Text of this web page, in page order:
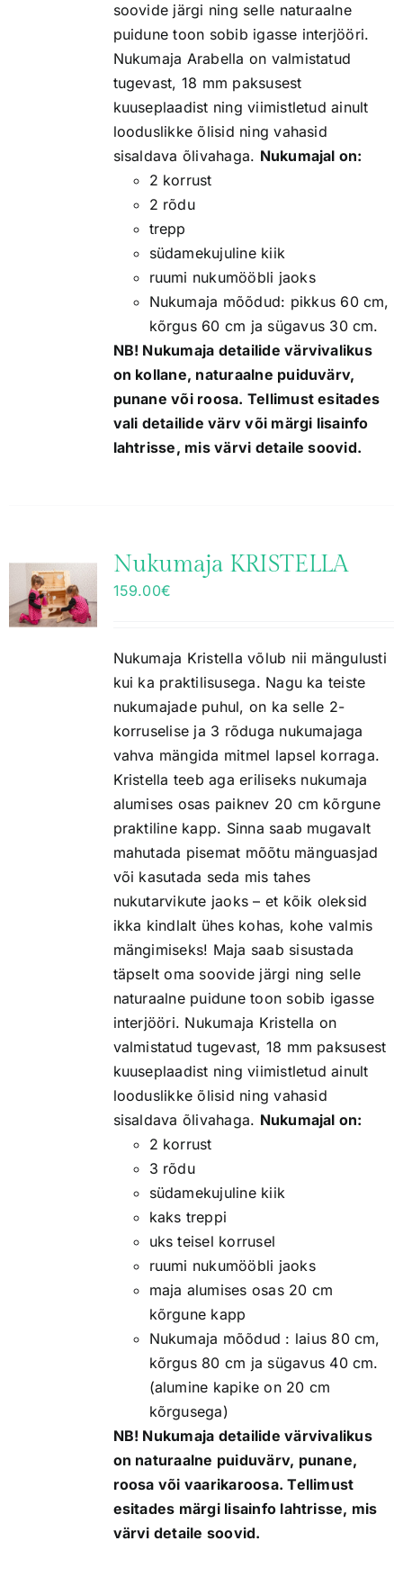
soovide järgi ning selle naturaalne
puidune toon sobib igasse interjööri.
Nukumaja Arabella on valmistatud
tugevast, 18 mm paksusest
kuuseplaadist ning viimistletud ainult
looduslikke õlisid ning vahasid
sisaldava õlivahaga. Nukumajal on:
2 korrust
2 rõdu
trepp
südamekujuline kiik
ruumi nukumööbli jaoks
Nukumaja mõõdud: pikkus 60 cm,
kõrgus 60 cm ja sügavus 30 cm.
NB! Nukumaja detailide värvivalikus
on kollane, naturaalne puiduvärv,
punane või roosa. Tellimust esitades
vali detailide värv või märgi lisainfo
lahtrisse, mis värvi detaile soovid.
Nukumaja KRISTELLA
159.00€
Nukumaja Kristella võlub nii mängulusti
kui ka praktilisusega. Nagu ka teiste
nukumajade puhul, on ka selle 2-
korruselise ja 3 rõduga nukumajaga
vahva mängida mitmel lapsel korraga.
Kristella teeb aga eriliseks nukumaja
alumises osas paiknev 20 cm kõrgune
praktiline kapp. Sinna saab mugavalt
mahutada pisemat mõõtu mänguasjad
või kasutada seda mis tahes
nukutarvikute jaoks – et kõik oleksid
ikka kindlalt ühes kohas, kohe valmis
mängimiseks! Maja saab sisustada
täpselt oma soovide järgi ning selle
naturaalne puidune toon sobib igasse
interjööri. Nukumaja Kristella on
valmistatud tugevast, 18 mm paksusest
kuuseplaadist ning viimistletud ainult
looduslikke õlisid ning vahasid
sisaldava õlivahaga. Nukumajal on:
2 korrust
3 rõdu
südamekujuline kiik
kaks treppi
uks teisel korrusel
ruumi nukumööbli jaoks
maja alumises osas 20 cm
kõrgune kapp
Nukumaja mõõdud : laius 80 cm,
kõrgus 80 cm ja sügavus 40 cm.
(alumine kapike on 20 cm
kõrgusega)
NB! Nukumaja detailide värvivalikus
on naturaalne puiduvärv, punane,
roosa või vaarikaroosa. Tellimust
esitades märgi lisainfo lahtrisse, mis
värvi detaile soovid.